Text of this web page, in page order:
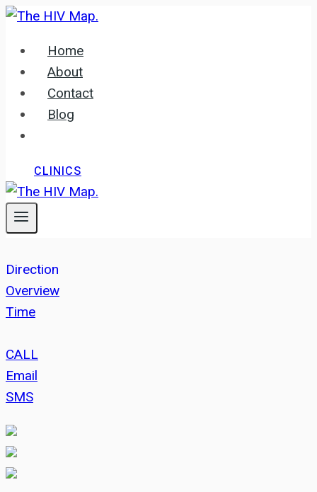
Skip
contentHome
About
Contact
Blog
CLINICS
Direction
Overview
Time
CALL
Email
SMS